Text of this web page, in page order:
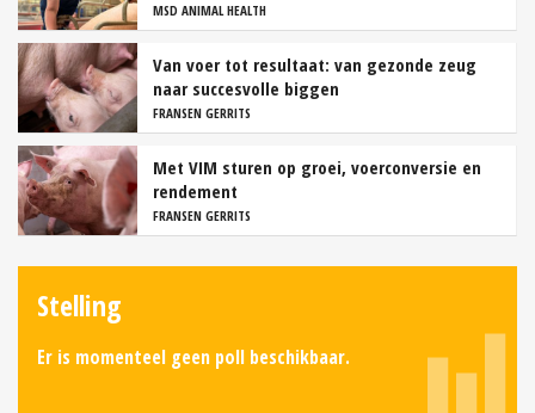
MSD ANIMAL HEALTH
Van voer tot resultaat: van gezonde zeug
naar succesvolle biggen
FRANSEN GERRITS
Met VIM sturen op groei, voerconversie en
rendement
FRANSEN GERRITS
Stelling
Er is momenteel geen poll beschikbaar.